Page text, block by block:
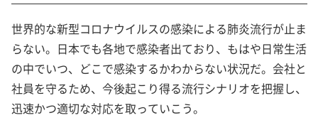
世界的な新型コロナウイルスの感染による肺炎流行が止ま
らない。日本でも各地で感染者出ており、もはや日常生活
の中でいつ、どこで感染するかわからない状況だ。会社と
社員を守るため、今後起こり得る流行シナリオを把握し、
迅速かつ適切な対応を取っていこう。